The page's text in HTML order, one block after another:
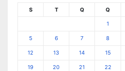
S T Q Q
1
5 6 7 8
12 13 14 15
19 20 21 22